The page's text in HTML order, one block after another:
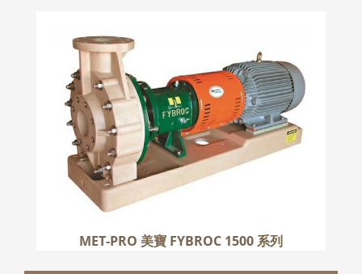
MET-PRO 美寶 FYBROC 1500 系列
MET-PRO 美寶 FYBROC 1500 系列
更多